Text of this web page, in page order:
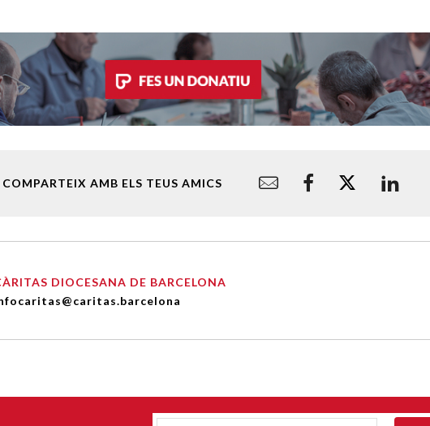
COMPARTEIX AMB ELS TEUS AMICS
DIOCESANA DE BARCELONA